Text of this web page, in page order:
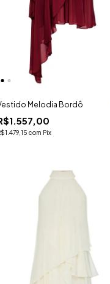
Melodia Bordô
com Pix